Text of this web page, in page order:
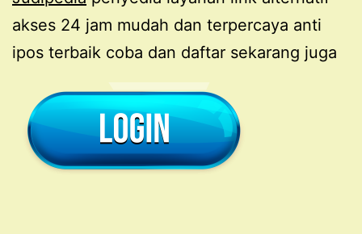
akses 24 jam mudah dan terpercaya anti
ipos terbaik coba dan daftar sekarang juga